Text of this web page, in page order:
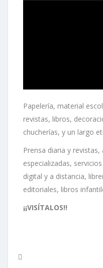
Papelería, material
revistas, libros,
chucherías, y un largo
Prensa diaria y
especializadas,
digital y a distancia,
editoriales, libros
¡¡VISÍTALOS!!